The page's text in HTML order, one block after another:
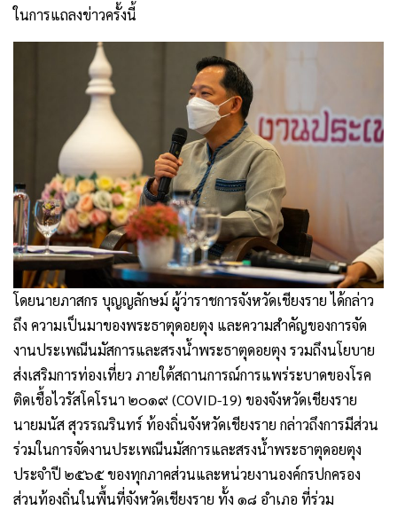
ในการแถลงข่าวครั้งนี้
โดยนายภาสกร บุญญลักษม์ ผู้ว่าราชการจังหวัดเชียงราย ได้กล่าว
ถึง ความเป็นมาของพระธาตุดอยตุง และความสำคัญของการจัด
งานประเพณีนมัสการและสรงน้ำพระธาตุดอยตุง รวมถึงนโยบาย
ส่งเสริมการท่องเที่ยว ภายใต้สถานการณ์การแพร่ระบาดของโรค
ติดเชื้อไวรัสโคโรนา ๒๐๑๙ (COVID-19) ของจังหวัดเชียงราย
นายมนัส สุวรรณรินทร์ ท้องถิ่นจังหวัดเชียงราย กล่าวถึงการมีส่วน
ร่วมในการจัดงานประเพณีนมัสการและสรงน้ำพระธาตุดอยตุง
ประจำปี ๒๕๖๕ ของทุกภาคส่วนและหน่วยงานองค์กรปกครอง
ส่วนท้องถิ่นในพื้นที่จังหวัดเชียงราย ทั้ง ๑๘ อำเภอ ที่ร่วม